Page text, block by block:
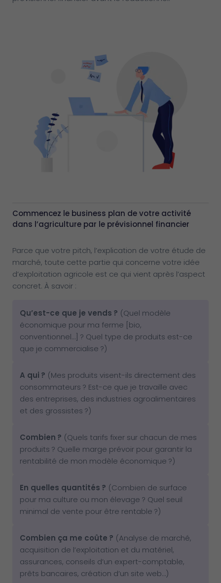
Commencez le business plan de votre activité
dans l’agriculture par le prévisionnel financier
Parce que votre pitch, l’explication de votre étude de
marché, toute cette partie qui concerne votre idée
d’exploitation agricole est ce qui vient après l’aspect
concret. À savoir :
Qu’est-ce que je vends ? (Quel modèle
économique pour ma ferme [bio,
conventionnel…] ? Quel type de produits est-ce
que je commercialise ?)
A qui ? (Mes produits visent-ils directement des
consommateurs ? Est-ce que je travaille avec
des entreprises, des industries agroalimentaires
et des grossistes ?)
Combien ? (Quels tarifs fixer sur chacun de mes
produits ? Quelle marge prévoir pour garantir la
rentabilité de mon modèle économique ?)
En quelles quantités ? (Combien de surface
pour ma culture ou mon élevage ? Quel seuil
minimal de vente pour être rentable ?)
Combien ça me coûte ? (Analyse de marché,
acquisition de l’exploitation et du matériel,
assurances, conseils d’un expert-comptable,
prêts bancaires, création d’un site web…)